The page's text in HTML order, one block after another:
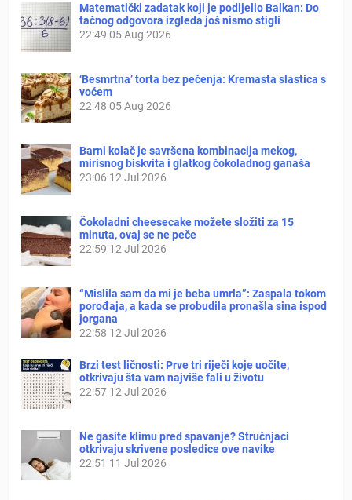
Matematički zadatak koji je podijelio Balkan: Do
tačnog odgovora izgleda još nismo stigli
22:49 05 Aug 2026
‘Besmrtna’ torta bez pečenja: Kremasta slastica s
voćem
22:48 05 Aug 2026
Barni kolač je savršena kombinacija mekog,
mirisnog biskvita i glatkog čokoladnog ganaša
23:06 12 Jul 2026
Čokoladni cheesecake možete složiti za 15
minuta, ovaj se ne peče
22:59 12 Jul 2026
“Mislila sam da mi je beba umrla”: Zaspala tokom
porođaja, a kada se probudila pronašla sina ispod
jorgana
22:58 12 Jul 2026
Brzi test ličnosti: Prve tri riječi koje uočite,
otkrivaju šta vam najviše fali u životu
22:57 12 Jul 2026
Ne gasite klimu pred spavanje? Stručnjaci
otkrivaju skrivene posledice ove navike
22:51 11 Jul 2026